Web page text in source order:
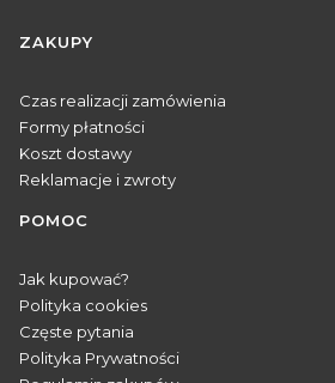
Linki w stopce
ZAKUPY
Czas realizacji zamówienia
Formy płatności
Koszt dostawy
Reklamacje i zwroty
POMOC
Jak kupować?
Polityka cookies
Częste pytania
Polityka Prywatności